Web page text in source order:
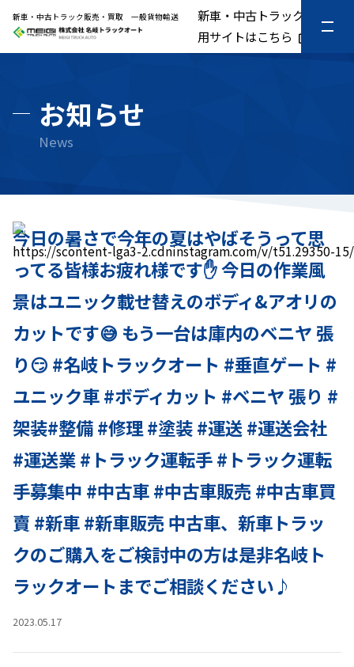
新車・中古トラック販売・買取 一般貨物輸送
新車・中古トラック販売専
用サイトはこちら
お知らせ
今日の暑さで今年の夏はやばそうって思
ってる皆様お疲れ様です✋ 今日の作業風
景はユニック載せ替えのボディ&アオリの
カットです😅 もう一台は庫内のベニヤ 張
り😏 #名岐トラックオート #垂直ゲート #
ユニック車 #ボディカット #ベニヤ 張り #
架装#整備 #修理 #塗装 #運送 #運送会社
#運送業 #トラック運転手 #トラック運転
手募集中 #中古車 #中古車販売 #中古車買
賣 #新車 #新車販売 中古車、新車トラッ
クのご購入をご検討中の方は是非名岐ト
ラックオートまでご相談ください♪
2023.05.17
https://scontent-lga3-2.cdninstagram.com/v/t51.29350-15/